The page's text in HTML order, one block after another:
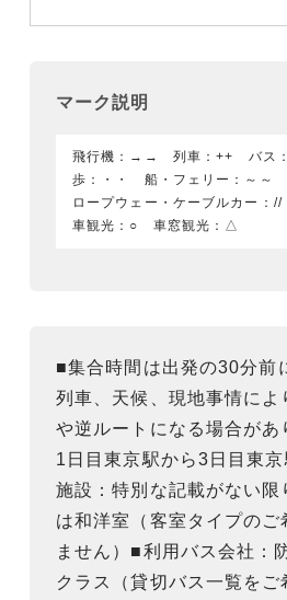
マーク説明
飛行機：→→ 列車：++ バス
歩：・・ 船・フェリー：～～
ロープウェー・ケーブルカー
車観光：○ 車窓観光：△
■集合時間は出発の30分前
列車、天候、現地事情によ
や逆ルートになる場合があ
1日目東京駅から3日目東
施設：特別な記載がない限
は和洋室（客室タイプのご
ません）■利用バス会社：
クラス（貸切バス一覧を